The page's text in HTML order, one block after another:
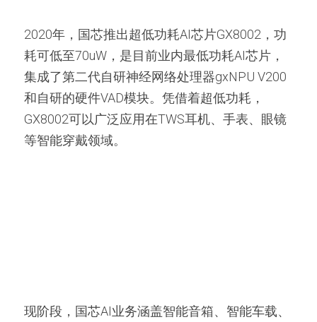
2020年，国芯推出超低功耗AI芯片GX8002，功
耗可低至70uW，是目前业内最低功耗AI芯片，
集成了第二代自研神经网络处理器gxNPU V200
和自研的硬件VAD模块。凭借着超低功耗，
GX8002可以广泛应用在TWS耳机、手表、眼镜
等智能穿戴领域。
现阶段，国芯AI业务涵盖智能音箱、智能车载、